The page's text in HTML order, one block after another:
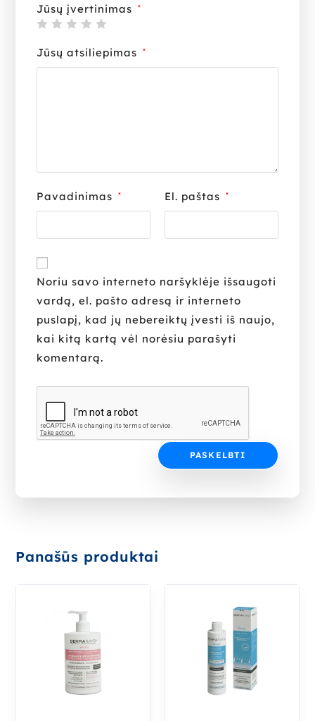
Jūsų įvertinimas *
Jūsų atsiliepimas *
Pavadinimas * El. paštas *
Noriu savo interneto naršyklėje išsaugoti
vardą, el. pašto adresą ir interneto
puslapį, kad jų nebereiktų įvesti iš naujo,
kai kitą kartą vėl norėsiu parašyti
komentarą.
Panašūs produktai